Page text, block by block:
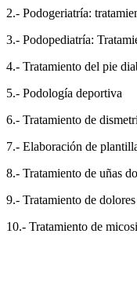
2.- Podogeriatría:
3.- Podopediatría:
4.- Tratamiento del pie
5.- Podología deportiva
6.- Tratamiento de
7.- Elaboración de
8.- Tratamiento de uñas
9.- Tratamiento de
10.- Tratamiento de